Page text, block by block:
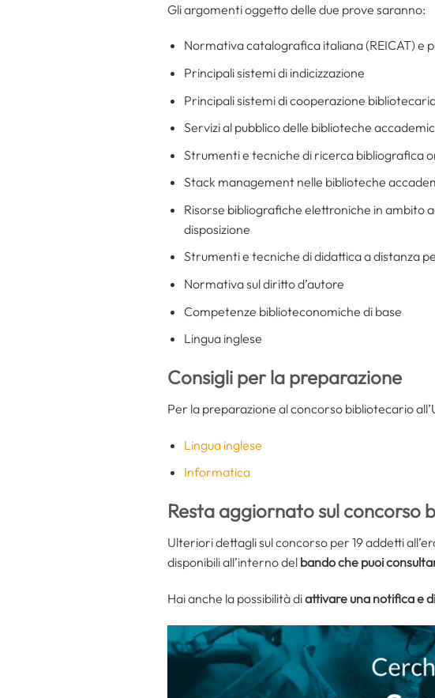
Gli argomenti oggetto delle due prove saranno:
Normativa catalografica italiana (REICAT) e
Principali sistemi di indicizzazione
Principali sistemi di cooperazione
Servizi al pubblico delle biblioteche
Strumenti e tecniche di ricerca bibliografica
Stack management nelle biblioteche
Risorse bibliografiche elettroniche in ambito
disposizione
Strumenti e tecniche di didattica a distanza
Normativa sul diritto d’autore
Competenze biblioteconomiche di base
Lingua inglese
Consigli per la preparazione
Per la preparazione al concorso bibliotecario
Lingua inglese
Informatica
Resta aggiornato sul concorso
Ulteriori dettagli sul concorso per 19 addetti
disponibili all’interno del bando che puoi
Hai anche la possibilità diattivare una notifica e